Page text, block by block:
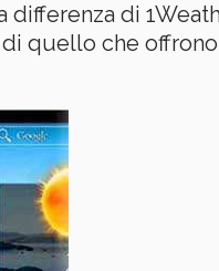
differenza di
quello che offrono